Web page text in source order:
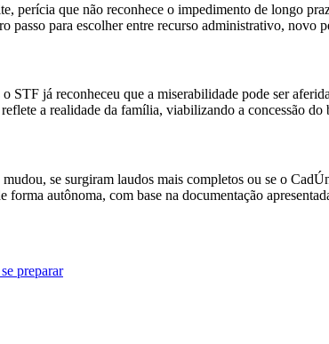
perícia que não reconhece o impedimento de longo
para escolher entre recurso administrativo, novo
STF já reconheceu que a miserabilidade pode ser
a realidade da família, viabilizando a concessão do
se surgiram laudos mais completos ou se o
autônoma, com base na documentação
preparar